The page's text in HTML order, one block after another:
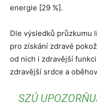
energie [29 %].
Dle výsledků průzkumu
pro získání zdravé
od nich i zdravější
zdravější srdce a
SZÚ